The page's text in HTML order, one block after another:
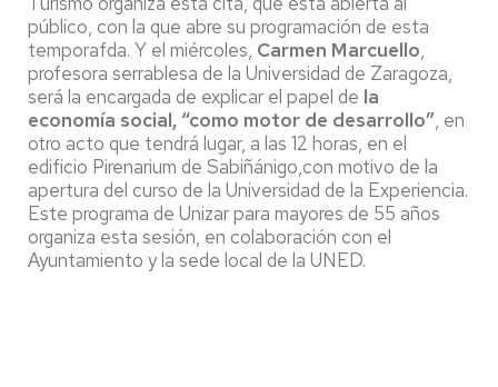
público, con la que abre su programación de esta
temporafda. Y el miércoles, Carmen Marcuello,
profesora serrablesa de la Universidad de Zaragoza,
será la encargada de explicar el papel de la
economía social, “como motor de desarrollo”, en
otro acto que tendrá lugar, a las 12 horas, en el
edificio Pirenarium de Sabiñánigo,con motivo de la
apertura del curso de la Universidad de la Experiencia.
Este programa de Unizar para mayores de 55 años
organiza esta sesión, en colaboración con el
Ayuntamiento y la sede local de la UNED.